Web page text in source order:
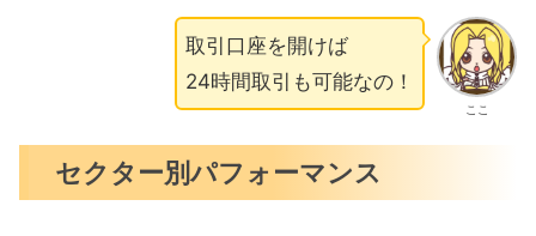
ここ
取引口座を開けば
24時間取引も可能なの！
セクター別パフォーマンス